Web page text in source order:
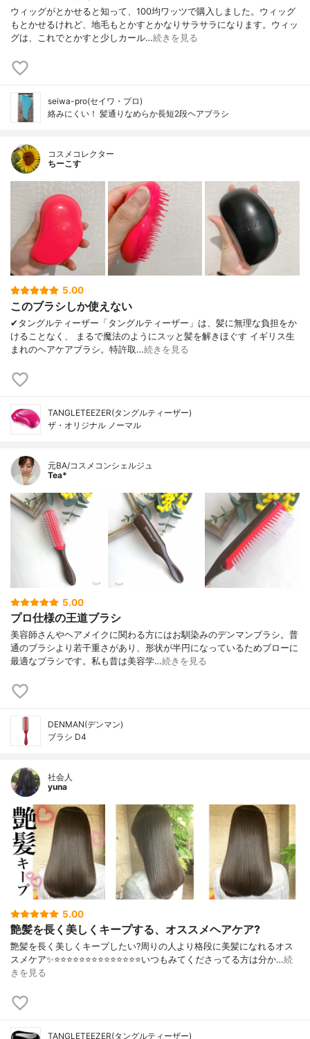
ウィッグがとかせると知って、100均ワッツで購入しました。ウィッグ
もとかせるけれど、地毛もとかすとかなりサラサラになります。ウィッ
グは、これでとかすと少しカール…続きを見る
seiwa-pro(セイワ・プロ)
絡みにくい！ 髪通りなめらか長短2段ヘアブラシ
コスメコレクター
ちーこす
5.00
このブラシしか使えない
✔︎タングルティーザー「タングルティーザー」は、髪に無理な負担をか
けることなく、 まるで魔法のようにスッと髪を解きほぐす イギリス生
まれのヘアケアブラシ。特許取…続きを見る
TANGLETEEZER(タングルティーザー)
ザ・オリジナル ノーマル
元BA/コスメコンシェルジュ
Tea*
5.00
プロ仕様の王道ブラシ
美容師さんやヘアメイクに関わる方にはお馴染みのデンマンブラシ。普
通のブラシより若干重さがあり、形状が半円になっているためブローに
最適なブラシです。私も昔は美容学…続きを見る
DENMAN(デンマン)
ブラシ D4
社会人
yuna
5.00
艶髪を長く美しくキープする、オススメヘアケア?
艶髪を長く美しくキープしたい?周りの人より格段に美髪になれるオス
スメケア✨⭐️⭐️⭐️⭐️⭐️⭐️⭐️⭐️⭐️⭐️⭐️⭐️⭐️⭐️いつもみてくださってる方は分か…続
きを見る
TANGLETEEZER(タングルティーザー)